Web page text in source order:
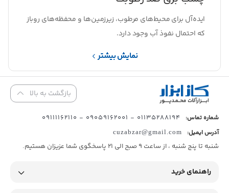
ایده‌آل برای محیط‌های مرطوب، زیرزمین‌ها و محفظه‌های روباز
که احتمال نفوذ آب وجود دارد.
نمایش بیشتر
بازگشت به بالا
شماره تماس: 01135288194 - 09059162001 - 09111162110
آدرس ایمیل: cuzabzar@gmail.com
شنبه تا پنج شنبه ، از ساعت 9 صبح الی 21 پاسخگوی شما عزیزان هستیم.
راهنمای خرید